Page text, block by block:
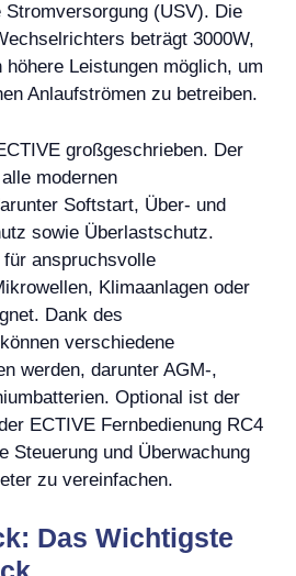
Stromversorgung (USV). Die
beträgt 3000W,
Leistungen möglich, um
Anlaufströmen zu betreiben.
großgeschrieben. Der
modernen
Softstart, Über- und
sowie Überlastschutz.
anspruchsvolle
Klimaanlagen oder
Dank des
verschiedene
werden, darunter AGM-,
Optional ist der
ECTIVE Fernbedienung RC4
Steuerung und Überwachung
zu vereinfachen.
Das Wichtigste